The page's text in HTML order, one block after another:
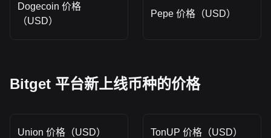
Dogecoin 价格
（USD）
Pepe 价格（USD）
Bitget 平台新上线币种的价格
Union 价格（USD） TonUP 价格（USD）